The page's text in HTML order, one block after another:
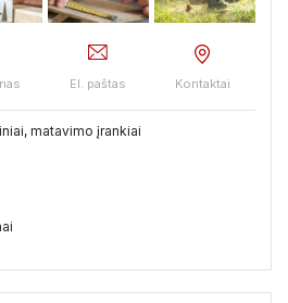
raj. Kelmės raj.
Radviliškio raj. Raseinių raj.
El. paštas Kontaktai
matavimo įrankiai